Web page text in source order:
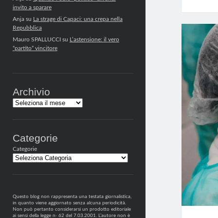
invito a sparare
Anjasu La strage di Capaci: una crepa nella
Repubblica
Mauro SPALLUCCIsu L’astensione: il vero
“partito” vincitore
Archivio
Archivi
Categorie
Categorie
Questo blog non rappresenta una testata giornalistica,
in quanto viene aggiornato senza alcuna periodicità.
Non può pertanto considerarsi un prodotto editoriale
ai sensi della legge n· 62 del 7.03.2001. L’autore non è